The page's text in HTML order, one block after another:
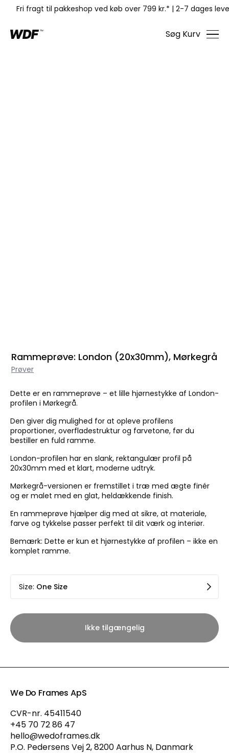
Fri fragt til pakkeshop ved køb over 799 kr.* | 2-7 dages
Søg Kurv
Rammeprøve: London (20x30mm), Mørkegrå
Prøver
Dette er en rammeprøve – et lille hjørnestykke af London-
profilen i Mørkegrå.
Den giver dig mulighed for at opleve profilens
proportioner, overfladestruktur og farvetone, før du
bestiller en fuld ramme.
London-profilen har en slank, rektangulær profil på
20x30mm med et klart, moderne udtryk.
Mørkegrå-versionen er fremstillet i træ med ægte finér
og er malet med en glat, heldækkende finish.
En rammeprøve hjælper dig med at sikre, at materiale,
farve og tykkelse passer perfekt til dit værk og interiør.
Bemærk: Dette er kun et hjørnestykke af profilen – ikke en
komplet ramme.
Size: One Size
Ikke tilgængelig
We Do Frames ApS
CVR-nr. 45411540
+45 70 72 86 47
hello@wedoframes.dk
P.O. Pedersens Vej 2, 8200 Aarhus N, Danmark